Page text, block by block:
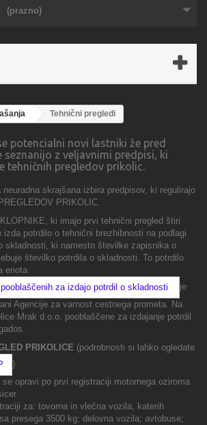
(prazno)
Tehnični pregledi
potencialni novi lastniki že pred
seznanijo z veljavnimi predpisi, ki
tehničnih pregledov prikolic.
skrajšana izbira predpisov, ki regulirajo
PRIKOLIC.
ki imajo prvi tehnični pregled štiri
izda potrdilo o tehnični brezhibnosti na podlagi
skladnosti, ki namesto številke zapisnika o
številko potrdila o skladnosti. To potrdilo
enota.
za izdajo potrdil o skladnosti
je
Agencije za varnost cestnega prometa. Na
Mrak d.o.o. pooblaščene za izdajanje potrdil
PRIKOLICE (podrobnosti si lahko ogledate
)
opravi po prvi registraciji motornega oziroma
za: tovorna in vlečna vozila, katerih
presega 3500 kg; delovna vozila; avtobuse;